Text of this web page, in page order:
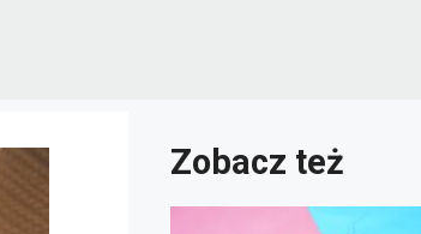
Zobacz też